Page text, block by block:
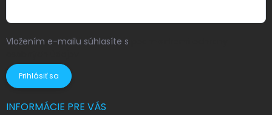
Vložením e-mailu súhlasíte s
Prihlásiť sa
INFORMÁCIE PRE VÁS